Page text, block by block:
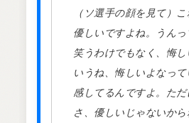
（ソ選手の顔を見て）
優しいですよね。うん
笑うわけでもなく、悔
いうね、悔しいよなっ
感してるんですよ。た
さ、優しいじゃないから